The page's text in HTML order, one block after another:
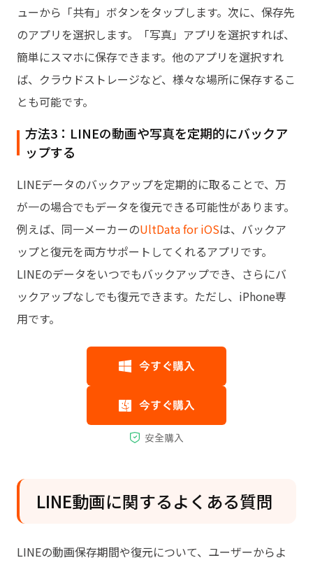
ューから「共有」ボタンをタップします。次に、保存先
のアプリを選択します。「写真」アプリを選択すれば、
簡単にスマホに保存できます。他のアプリを選択すれ
ば、クラウドストレージなど、様々な場所に保存するこ
とも可能です。
方法3：LINEの動画や写真を定期的にバックア
ップする
LINEデータのバックアップを定期的に取ることで、万
が一の場合でもデータを復元できる可能性があります。
例えば、同一メーカーのUltData for iOSは、バックア
ップと復元を両方サポートしてくれるアプリです。
LINEのデータをいつでもバックアップでき、さらにバ
ックアップなしでも復元できます。ただし、iPhone専
用です。
LINE動画に関するよくある質問
LINEの動画保存期間や復元について、ユーザーからよ